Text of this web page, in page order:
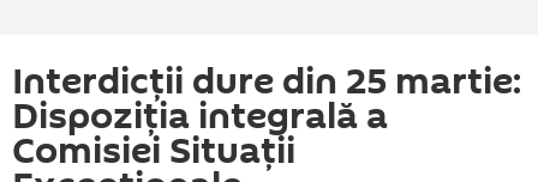
Interdicții dure din 25 martie:
Dispoziția integrală a
Comisiei Situații